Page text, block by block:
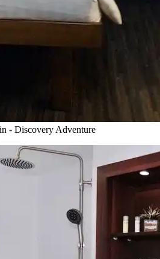
- Discovery Adventure